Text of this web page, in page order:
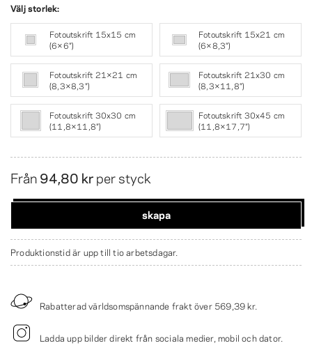
Välj storlek:
Fotoutskrift 15x15 cm
(6×6″)
Fotoutskrift 15x21 cm
(6×8,3″)
Fotoutskrift 21×21 cm
(8,3×8,3″)
Fotoutskrift 21x30 cm
(8,3×11,8″)
Fotoutskrift 30x30 cm
(11,8×11,8″)
Fotoutskrift 30x45 cm
(11,8×17,7″)
Från94,80 krper styck
skapa
Produktionstid är upp till tio arbetsdagar.
Rabatterad världsomspännande frakt över 569,39 kr.
Ladda upp bilder direkt från sociala medier, mobil och dator.